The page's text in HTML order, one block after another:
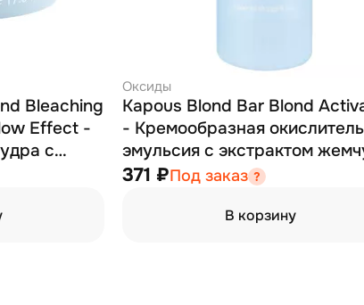
Bleaching
Effect -
с
500 г
Оксиды
Kapous Blond Bar Blond
- Кремообразная
эмульсия с экстрактом
1000 мл
371 ₽Под заказ
В корзину